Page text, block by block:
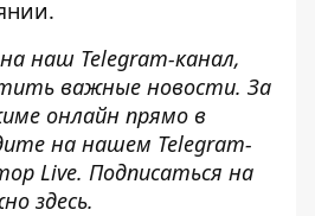
наш Telegram-канал,
важные новости. За
онлайн прямо в
на нашем Telegram-
Live. Подписаться на
здесь.